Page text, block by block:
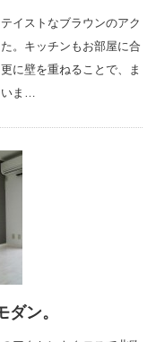
イストなブラウンのアク
。キッチンもお部屋に合
に壁を重ねることで、ま
いま…
ン。